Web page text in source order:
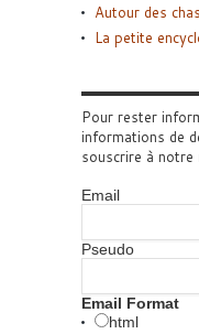
Autour des
La petite
Pour rester
informations de
souscrire à notre
Email
Pseudo
Email Format
html